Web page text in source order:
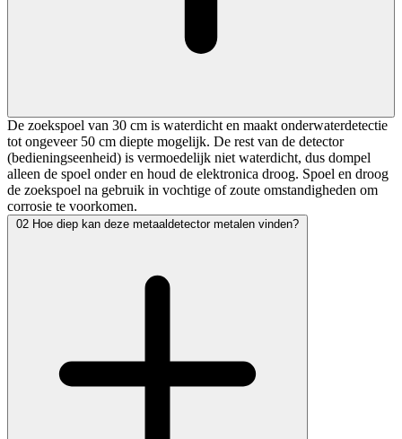
De zoekspoel van 30 cm is waterdicht en maakt onderwaterdetectie
tot ongeveer 50 cm diepte mogelijk. De rest van de detector
(bedieningseenheid) is vermoedelijk niet waterdicht, dus dompel
alleen de spoel onder en houd de elektronica droog. Spoel en droog
de zoekspoel na gebruik in vochtige of zoute omstandigheden om
corrosie te voorkomen.
02 Hoe diep kan deze metaaldetector metalen vinden?